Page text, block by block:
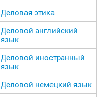
Деловая этика
Деловой английский
язык
Деловой иностранный
язык
Деловой немецкий язык